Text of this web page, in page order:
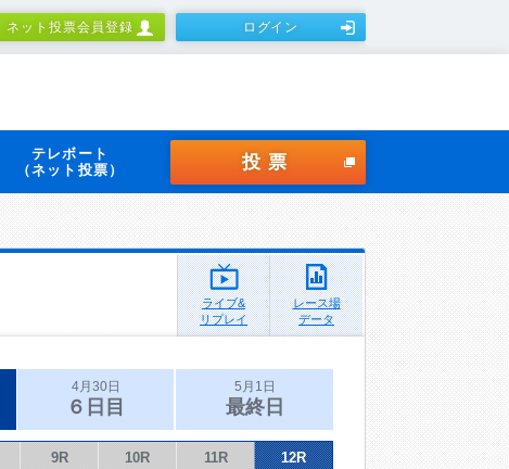
ネット投票会員登録 ログイン
テレボート
（ネット投票）
投票
ライブ&
リプレイ
レース場
データ
4月30日
６日目
5月1日
最終日
9R 10R 11R 12R